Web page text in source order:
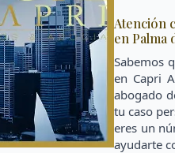
Atención
en Palma
Sabemos
en Capri
abogado
tu caso
eres un
ayudarte